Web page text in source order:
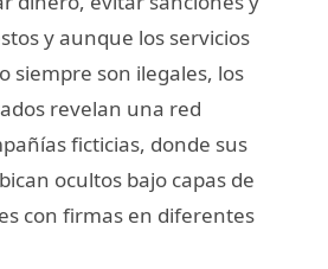
y aunque los servicios
siempre son ilegales, los
revelan una red
ficticias, donde sus
ocultos bajo capas de
con firmas en diferentes